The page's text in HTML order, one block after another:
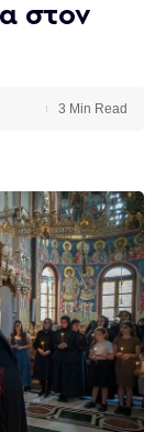
στον
3 Min Read